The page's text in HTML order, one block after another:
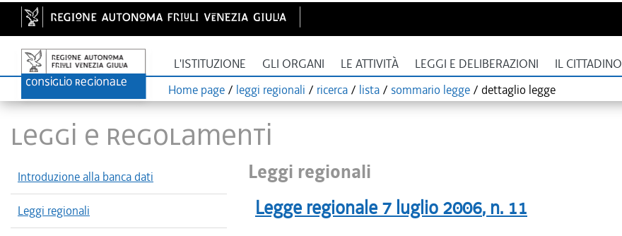
L'ISTITUZIONE GLI ORGANI LE ATTIVITÀ LEGGI E DELIBERAZIONI IL CITTADINO
Home page / leggi regionali / ricerca / lista / sommario legge / dettaglio legge
LEGGI E REGOLAMENTI
Introduzione alla banca dati
Leggi regionali
Leggi regionali
Legge regionale 7 luglio 2006, n. 11